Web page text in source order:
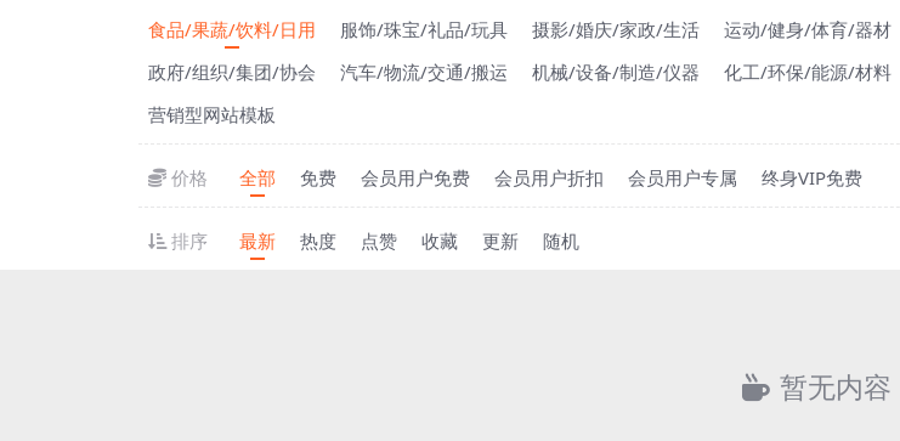
食品/果蔬/饮料/日用
服饰/珠宝/礼品/玩具 摄影/婚庆/家政/生活 运动/健身/体育/器材
政府/组织/集团/协会
汽车/物流/交通/搬运 机械/设备/制造/仪器 化工/环保/能源/材料
营销型网站模板
价格 全部 免费 会员用户免费 会员用户折扣 会员用户专属 终身VIP免费
排序 最新 热度 点赞 收藏 更新 随机
暂无内容